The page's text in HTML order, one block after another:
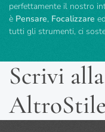
perfettamente il nostro
è Pensare, Focalizzare ed
tutti gli strumenti, ci
Scrivi
AltroStile